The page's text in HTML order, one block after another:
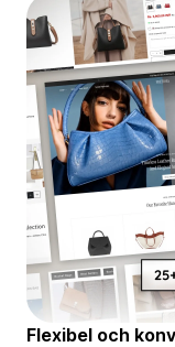
Flexibel och